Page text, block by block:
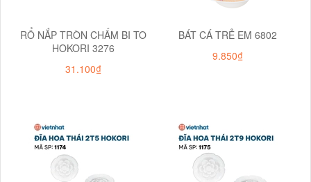
RỔ NẮP TRÒN CHẤM BI TO
HOKORI 3276
31.100₫
BÁT CÁ TRẺ EM 6802
9.850₫